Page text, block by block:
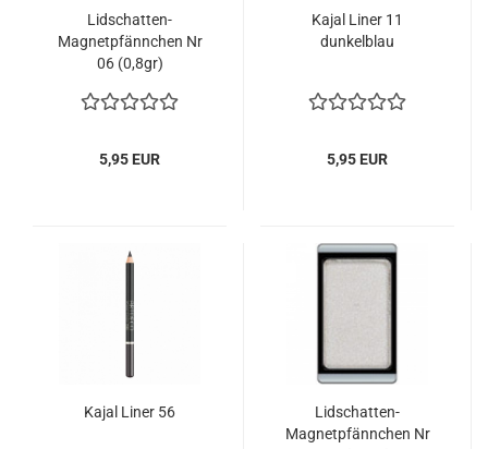
Lidschatten-
Magnetpfännchen Nr
06 (0,8gr)
5,95 EUR
Kajal Liner 11
dunkelblau
5,95 EUR
Kajal Liner 56
Lidschatten-
Magnetpfännchen Nr